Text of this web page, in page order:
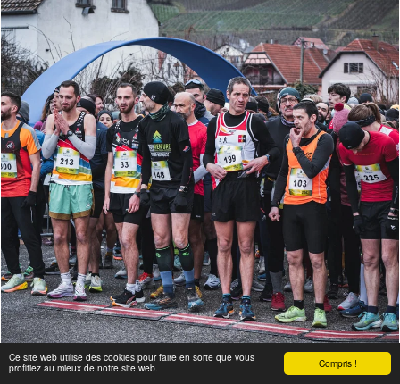
Compris !
Ce site web utilise des cookies pour faire en sorte que vous
profitiez au mieux de notre site web.